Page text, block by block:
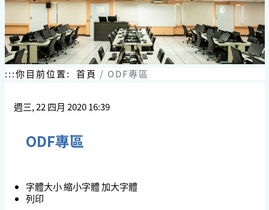
:::你目前位置: 首頁 ODF專區
週三, 22 四月 2020 16:39
ODF專區
字體大小縮小字體加大字體
列印